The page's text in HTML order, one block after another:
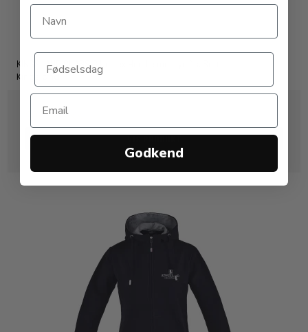
KINGSLAND CLASSIC Unisex Hoodie med lynlås. Sort
Kingsland
999,00 DKK
VIS PRODUKT
Godkend